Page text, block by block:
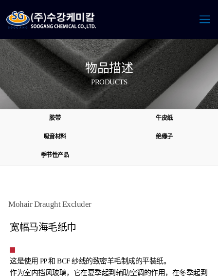
物品描述
PRODUCTS
胶带 牛皮纸
吸音材料 绝缘子
季节性产品
Mohair Draught Excluder
宽幅马海毛纸巾
这是使用 PP 和 BCF 纱线的致密羊毛制成的平装纸。
作为室内挡风玻璃，它在夏季起到辅助空调的作用，在冬季起到